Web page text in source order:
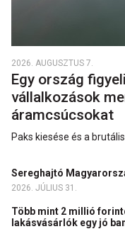
2026. AUGUSZTUS 7.
Egy ország
vállalkozások
áramcsúcsokat
Paks kiesése és a
Sereghajtó
2026. JÚLIUS 31.
Több mint 2 millió
lakásvásárlók egy jó